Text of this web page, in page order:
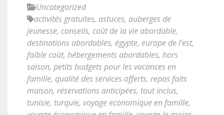
Uncategorized
activités gratuites, astuces, auberges de
jeunesse, conseils, coût de la vie abordable,
destinations abordables, égypte, europe de l'est,
faible coût, hébergements abordables, hors
saison, petits budgets pour les vacances en
famille, qualité des services offerts, repas faits
maison, réservations anticipées, tout inclus,
tunisie, turquie, voyage economique en famille,